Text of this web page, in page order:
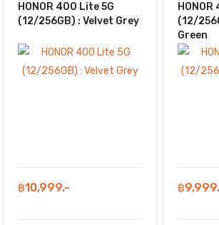
HONOR 400 Lite 5G
(12/256GB) : Velvet Grey
฿10,999.-
(12/
Green
฿